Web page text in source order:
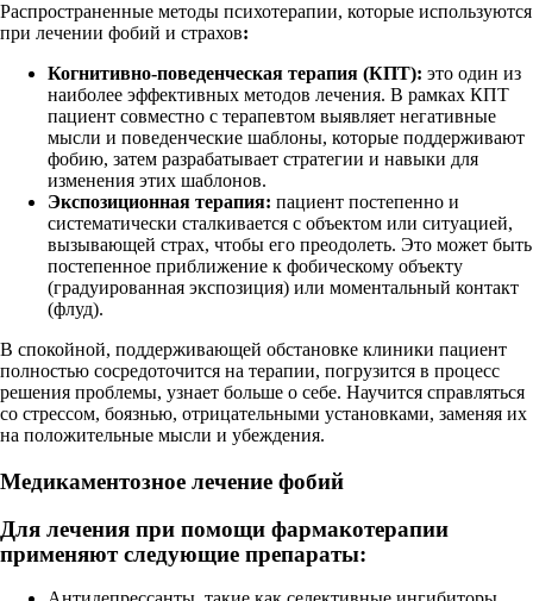
Распространенные методы психотерапии, которые используются
при лечении фобий и страхов:
Когнитивно-поведенческая терапия (КПТ): это один из
наиболее эффективных методов лечения. В рамках КПТ
пациент совместно с терапевтом выявляет негативные
мысли и поведенческие шаблоны, которые поддерживают
фобию, затем разрабатывает стратегии и навыки для
изменения этих шаблонов.
Экспозиционная терапия: пациент постепенно и
систематически сталкивается с объектом или ситуацией,
вызывающей страх, чтобы его преодолеть. Это может быть
постепенное приближение к фобическому объекту
(градуированная экспозиция) или моментальный контакт
(флуд).
В спокойной, поддерживающей обстановке клиники пациент
полностью сосредоточится на терапии, погрузится в процесс
решения проблемы, узнает больше о себе. Научится справляться
со стрессом, боязнью, отрицательными установками, заменяя их
на положительные мысли и убеждения.
Медикаментозное лечение фобий
Для лечения при помощи фармакотерапии
применяют следующие препараты: